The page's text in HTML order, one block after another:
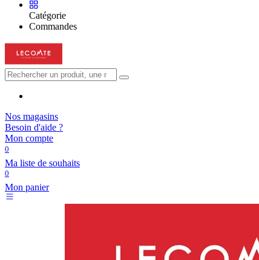
Catégorie
Commandes
Nos magasins
Besoin d'aide ?
Mon compte
0
Ma liste de souhaits
0
Mon panier